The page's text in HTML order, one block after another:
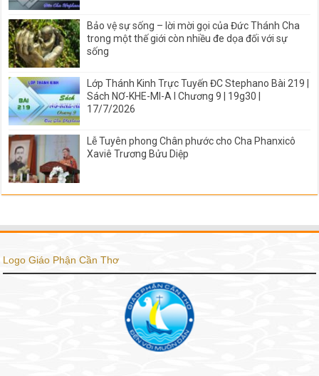
Bảo vệ sự sống – lời mời gọi của Đức Thánh Cha
trong một thế giới còn nhiều đe dọa đối với sự
sống
Lớp Thánh Kinh Trực Tuyến ĐC Stephano Bài 219 |
Sách NƠ-KHE-MI-A I Chương 9 | 19g30 |
17/7/2026
Lễ Tuyên phong Chân phước cho Cha Phanxicô
Xaviê Trương Bửu Diệp
Logo Giáo Phận Cần Thơ